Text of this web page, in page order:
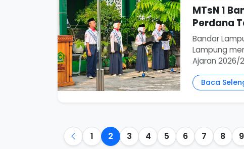
MTsN 1
Perdana
Bandar
Lampung
Ajaran 2026/
Baca
1 2 3 4 5 6 7 8 9